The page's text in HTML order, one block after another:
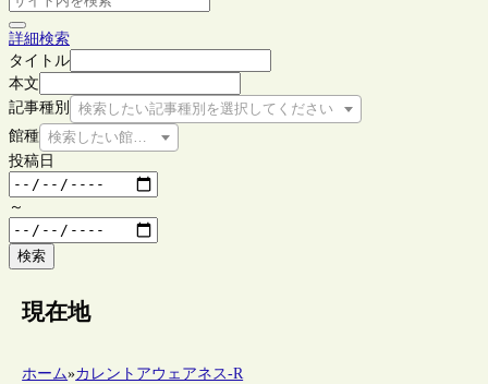
詳細検索
タイトル
本文
記事種別
検索したい記事種別を選択してください
館種 検索したい館種を選択してください
投稿日
～
検索
現在地
ホーム»カレントアウェアネス-R